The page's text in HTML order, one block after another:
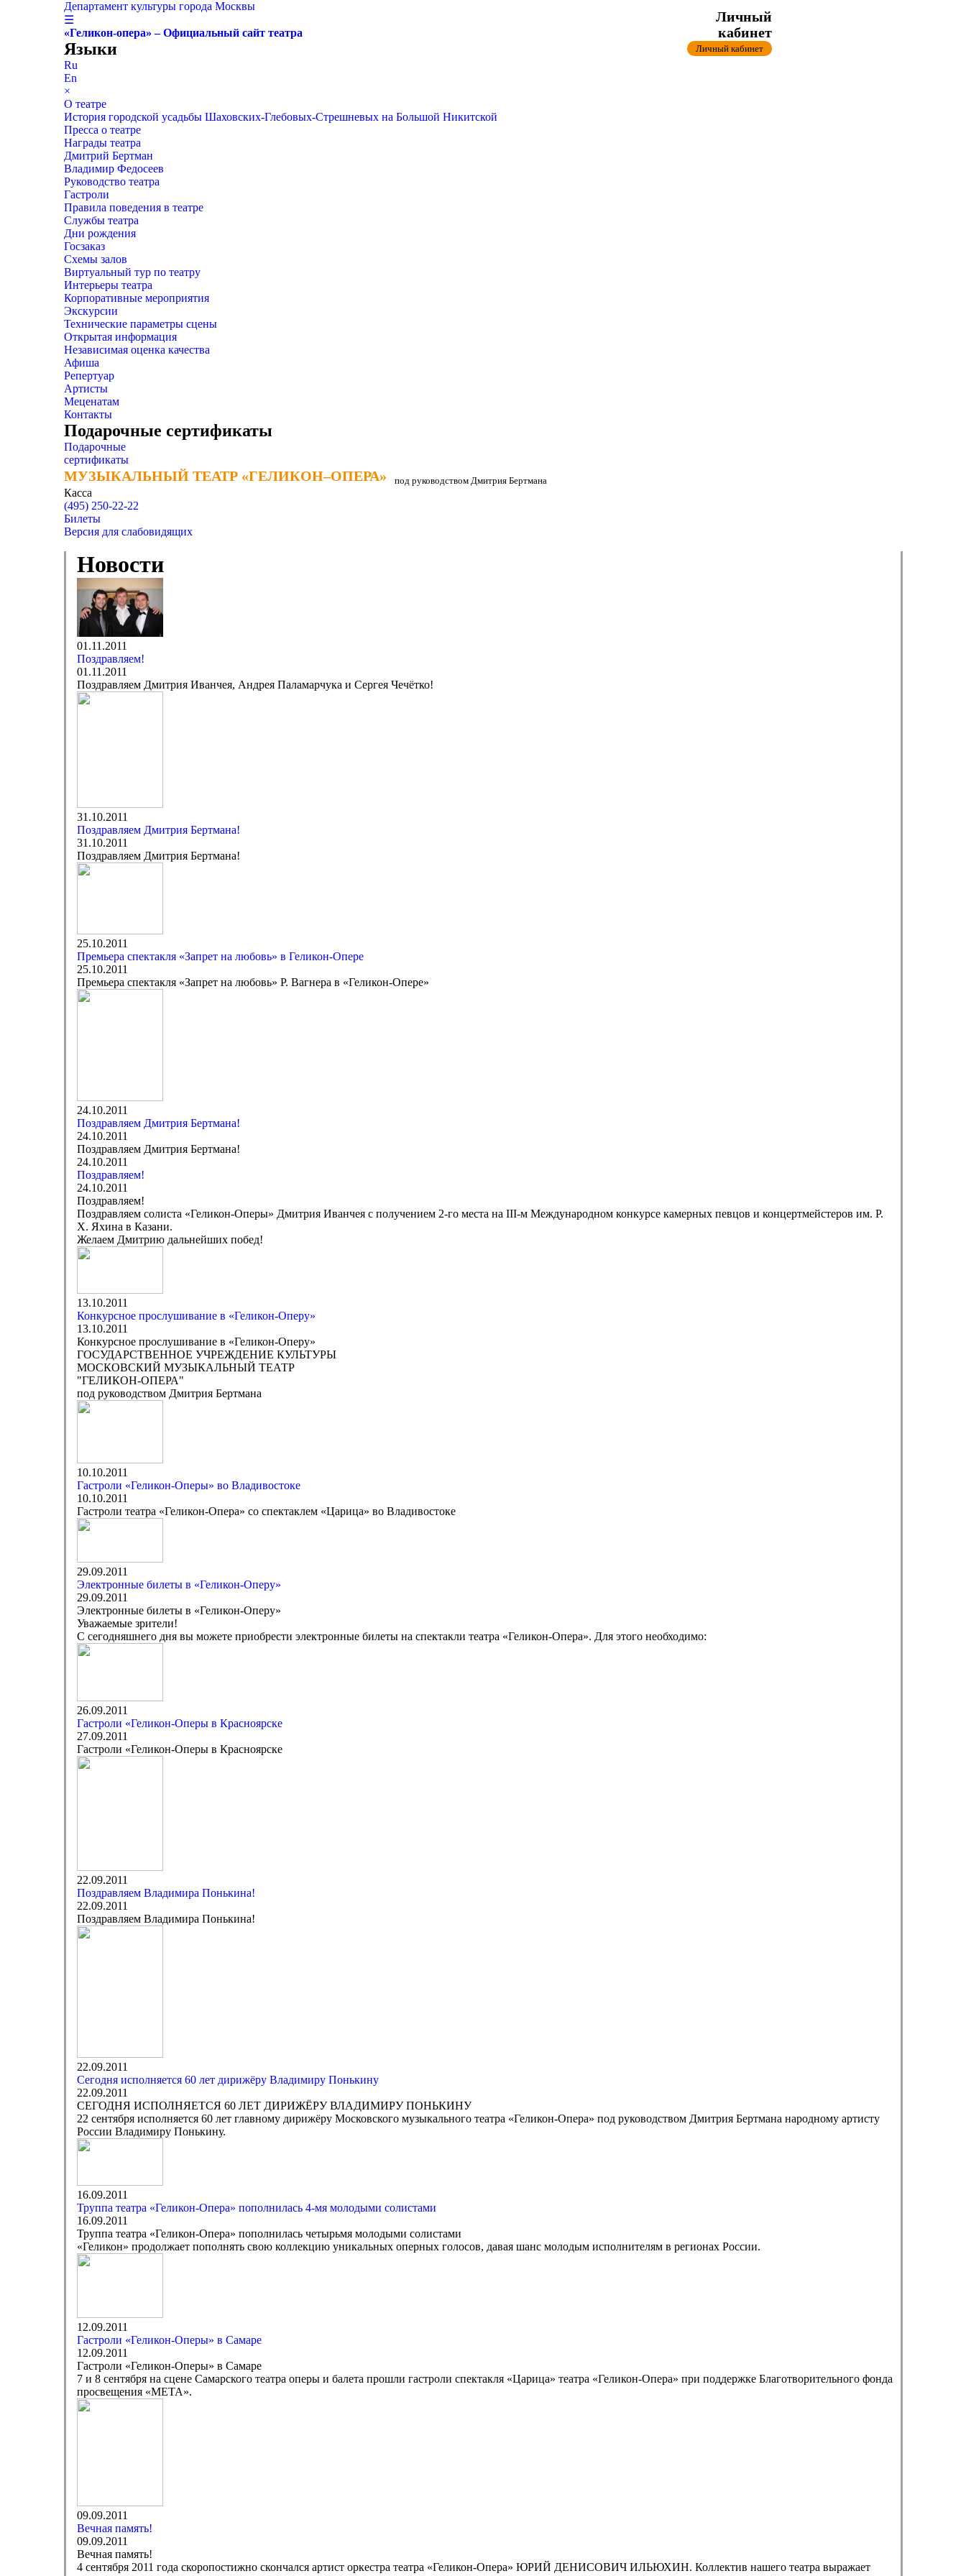
Департамент культуры города Москвы
☰
«Геликон-опера» – Официальный сайт театра
Языки
Ru
En
×
О театре
История городской усадьбы Шаховских-Глебовых-Стрешневых на Большой Никитской
Пресса о театре
Награды театра
Дмитрий Бертман
Владимир Федосеев
Руководство театра
Гастроли
Правила поведения в театре
Службы театра
Дни рождения
Госзаказ
Схемы залов
Виртуальный тур по театру
Интерьеры театра
Корпоративные мероприятия
Экскурсии
Технические параметры сцены
Открытая информация
Независимая оценка качества
Афиша
Репертуар
Артисты
Меценатам
Контакты
Подарочные сертификаты
Подарочные
сертификаты
МУЗЫКАЛЬНЫЙ ТЕАТР «ГЕЛИКОН–ОПЕРА»
МУЗЫКАЛЬНЫЙ ТЕАТР «ГЕЛИКОН–ОПЕРА» под руководством Дмитрия Бертмана
Касса
(495) 250-22-22
Личный
кабинет
Личный кабинет
Билеты
Версия для слабовидящих
Новости
01.11.2011
Поздравляем!
01.11.2011
Поздравляем Дмитрия Иванчея, Андрея Паламарчука и Сергея Чечётко!
31.10.2011
Поздравляем Дмитрия Бертмана!
31.10.2011
Поздравляем Дмитрия Бертмана!
25.10.2011
Премьера спектакля «Запрет на любовь» в Геликон-Опере
25.10.2011
Премьера спектакля «Запрет на любовь» Р. Вагнера в «Геликон-Опере»
24.10.2011
Поздравляем Дмитрия Бертмана!
24.10.2011
Поздравляем Дмитрия Бертмана!
24.10.2011
Поздравляем!
24.10.2011
Поздравляем!
Поздравляем солиста «Геликон-Оперы» Дмитрия Иванчея с получением 2-го места на III-м Международном конкурсе камерных певцов и концертмейстеров им. Р.
Х. Яхина в Казани.
Желаем Дмитрию дальнейших побед!
13.10.2011
Конкурсное прослушивание в «Геликон-Оперу»
13.10.2011
Конкурсное прослушивание в «Геликон-Оперу»
ГОСУДАРСТВЕННОЕ УЧРЕЖДЕНИЕ КУЛЬТУРЫ
МОСКОВСКИЙ МУЗЫКАЛЬНЫЙ ТЕАТР
"ГЕЛИКОН-ОПЕРА"
под руководством Дмитрия Бертмана
10.10.2011
Гастроли «Геликон-Оперы» во Владивостоке
10.10.2011
Гастроли театра «Геликон-Опера» со спектаклем «Царица» во Владивостоке
29.09.2011
Электронные билеты в «Геликон-Оперу»
29.09.2011
Электронные билеты в «Геликон-Оперу»
Уважаемые зрители!
С сегодняшнего дня вы можете приобрести электронные билеты на спектакли театра «Геликон-Опера». Для этого необходимо:
26.09.2011
Гастроли «Геликон-Оперы в Красноярске
27.09.2011
Гастроли «Геликон-Оперы в Красноярске
22.09.2011
Поздравляем Владимира Понькина!
22.09.2011
Поздравляем Владимира Понькина!
22.09.2011
Cегодня исполняется 60 лет дирижёру Владимиру Понькину
22.09.2011
СЕГОДНЯ ИСПОЛНЯЕТСЯ 60 ЛЕТ ДИРИЖЁРУ ВЛАДИМИРУ ПОНЬКИНУ
22 сентября исполняется 60 лет главному дирижёру Московского музыкального театра «Геликон-Опера» под руководством Дмитрия Бертмана народному артисту
России Владимиру Понькину.
16.09.2011
Труппа театра «Геликон-Опера» пополнилась 4-мя молодыми солистами
16.09.2011
Труппа театра «Геликон-Опера» пополнилась четырьмя молодыми солистами
«Геликон» продолжает пополнять свою коллекцию уникальных оперных голосов, давая шанс молодым исполнителям в регионах России.
12.09.2011
Гастроли «Геликон-Оперы» в Самаре
12.09.2011
Гастроли «Геликон-Оперы» в Самаре
7 и 8 сентября на сцене Самарского театра оперы и балета прошли гастроли спектакля «Царица» театра «Геликон-Опера» при поддержке Благотворительного фонда
просвещения «МЕТА».
09.09.2011
Вечная память!
09.09.2011
Вечная память!
4 сентября 2011 года скоропостижно скончался артист оркестра театра «Геликон-Опера» ЮРИЙ ДЕНИСОВИЧ ИЛЬЮХИН. Коллектив нашего театра выражает